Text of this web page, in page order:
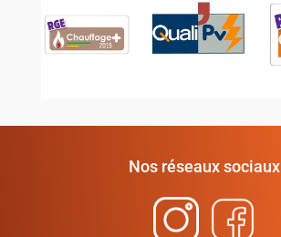
Nos réseaux sociaux